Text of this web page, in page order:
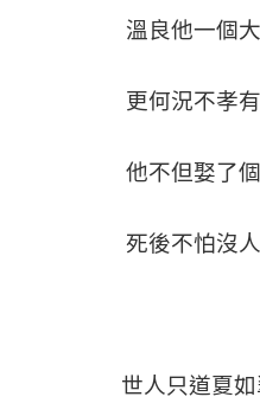
溫良他一個
更何況不孝
他不但娶了
死後不怕沒
世人只道夏